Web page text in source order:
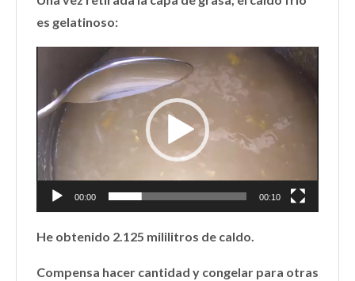
es gelatinoso:
Reproductor
vídeo
00:00 00:10
He obtenido 2.125 mililitros de caldo.
Compensa hacer cantidad y congelar para otras